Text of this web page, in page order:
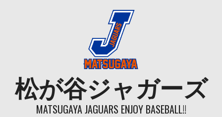
松が谷ジャガーズ
MATSUGAYA JAGUARS ENJOY BASEBALL!!